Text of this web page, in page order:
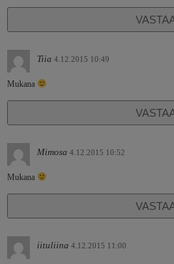
Tiia 4.12.2015 10:49
Mukana
Mimosa 4.12.2015 10:52
Mukana
iituliina 4.12.2015 11:00